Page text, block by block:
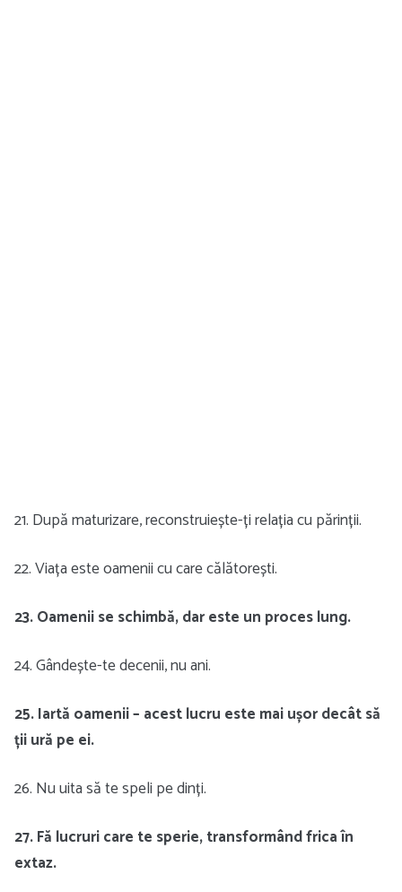
21. După maturizare, reconstruiește-ți relația cu părinții.
22. Viața este oamenii cu care călătorești.
23. Oamenii se schimbă, dar este un proces lung.
24. Gândește-te decenii, nu ani.
25.Iartă oamenii – acest lucru este mai ușor decât să
ții ură pe ei.
26. Nu uita să te speli pe dinți.
27. Fă lucruri care te sperie, transformând frica în
extaz.